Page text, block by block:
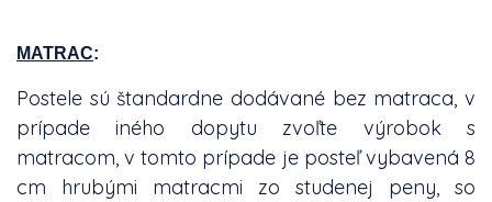
MATRAC:
Postele sú štandardne dodávané bez matraca, v
prípade iného dopytu zvoľte výrobok s
matracom, v tomto prípade je posteľ vybavená 8
cm hrubými matracmi zo studenej peny, so